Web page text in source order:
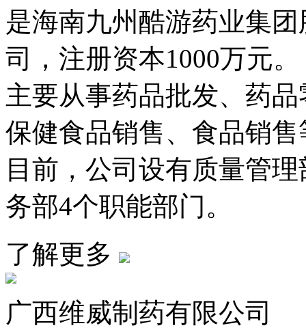
是海南九州酷游药业集
司，注册资本1000万元。
主要从事药品批发、药品
保健食品销售、食品销
目前，公司设有质量管理部
务部4个职能部门。
了解更多
广西维威制药有限公司